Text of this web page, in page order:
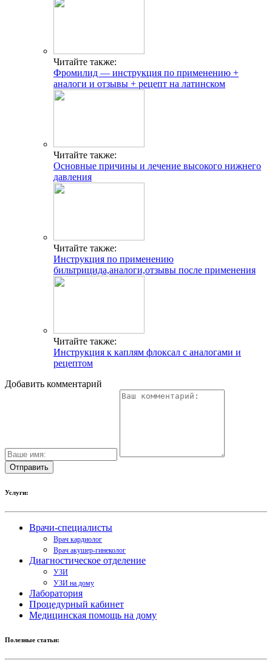
Читайте также:
Фромилид — инструкция по применению +
аналоги и отзывы + рецепт на латинском
Читайте также:
Основные причины и лечение высокого нижнего
давления
Читайте также:
Инструкция по применению
бильтрицида,аналоги,отзывы после применения
Читайте также:
Инструкция к каплям флоксал с аналогами и
рецептом
Добавить комментарий
Услуги:
Врачи-специалисты
Врач кардиолог
Врач акушер-гинеколог
Диагностическое отделение
УЗИ
УЗИ на дому
Лаборатория
Процедурный кабинет
Медицинская помощь на дому
Полезные статьи: